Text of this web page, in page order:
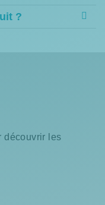
?
découvrir les